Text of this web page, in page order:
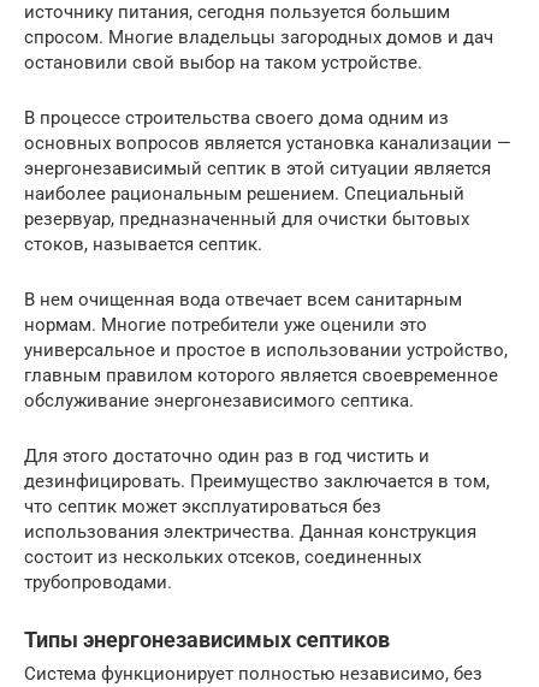
источнику питания, сегодня пользуется большим
спросом. Многие владельцы загородных домов и дач
остановили свой выбор на таком устройстве.
В процессе строительства своего дома одним из
основных вопросов является установка канализации —
энергонезависимый септик в этой ситуации является
наиболее рациональным решением. Специальный
резервуар, предназначенный для очистки бытовых
стоков, называется септик.
В нем очищенная вода отвечает всем санитарным
нормам. Многие потребители уже оценили это
универсальное и простое в использовании устройство,
главным правилом которого является своевременное
обслуживание энергонезависимого септика.
Для этого достаточно один раз в год чистить и
дезинфицировать. Преимущество заключается в том,
что септик может эксплуатироваться без
использования электричества. Данная конструкция
состоит из нескольких отсеков, соединенных
трубопроводами.
Типы энергонезависимых септиков
Система функционирует полностью независимо, без